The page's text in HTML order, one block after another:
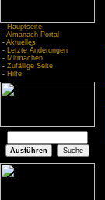
- Hauptseite
- Almanach-Portal
- Aktuelles
- Letzte Änderungen
- Mitmachen
- Zufällige Seite
- Hilfe